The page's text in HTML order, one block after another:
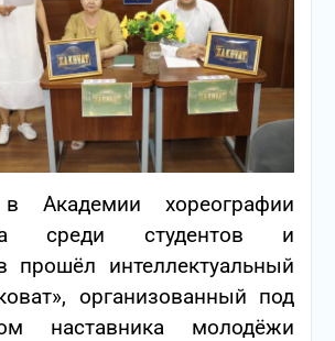
Академии хореографии
среди студентов и
прошёл интеллектуальный
организованный под
наставника молодёжи